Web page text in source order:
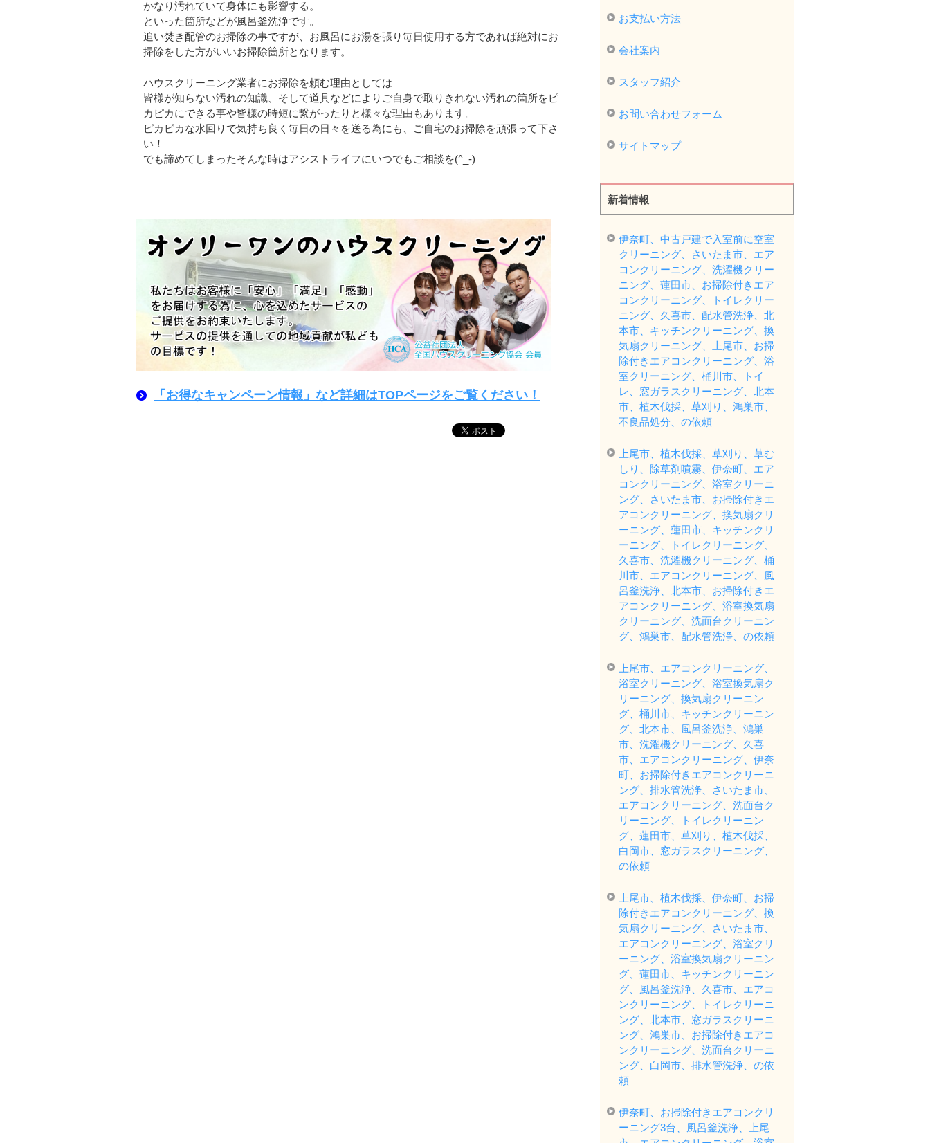
かなり汚れていて身体にも影響する。
といった箇所などが風呂釜洗浄です。
追い焚き配管のお掃除の事ですが、お風呂にお湯を張り毎日使用する方であれば絶対にお
掃除をした方がいいお掃除箇所となります。
ハウスクリーニング業者にお掃除を頼む理由としては
皆様が知らない汚れの知識、そして道具などによりご自身で取りきれない汚れの箇所をピ
カピカにできる事や皆様の時短に繋がったりと様々な理由もあります。
ピカピカな水回りで気持ち良く毎日の日々を送る為にも、ご自宅のお掃除を頑張って下さ
い！
でも諦めてしまったそんな時はアシストライフにいつでもご相談を(^_-)
「お得なキャンペーン情報」など詳細はTOPページをご覧ください！
お支払い方法
会社案内
スタッフ紹介
お問い合わせフォーム
サイトマップ
新着情報
伊奈町、中古戸建で入室前に空室
クリーニング、さいたま市、エア
コンクリーニング、洗濯機クリー
ニング、蓮田市、お掃除付きエア
コンクリーニング、トイレクリー
ニング、久喜市、配水管洗浄、北
本市、キッチンクリーニング、換
気扇クリーニング、上尾市、お掃
除付きエアコンクリーニング、浴
室クリーニング、桶川市、トイ
レ、窓ガラスクリーニング、北本
市、植木伐採、草刈り、鴻巣市、
不良品処分、の依頼
上尾市、植木伐採、草刈り、草む
しり、除草剤噴霧、伊奈町、エア
コンクリーニング、浴室クリーニ
ング、さいたま市、お掃除付きエ
アコンクリーニング、換気扇クリ
ーニング、蓮田市、キッチンクリ
ーニング、トイレクリーニング、
久喜市、洗濯機クリーニング、桶
川市、エアコンクリーニング、風
呂釜洗浄、北本市、お掃除付きエ
アコンクリーニング、浴室換気扇
クリーニング、洗面台クリーニン
グ、鴻巣市、配水管洗浄、の依頼
上尾市、エアコンクリーニング、
浴室クリーニング、浴室換気扇ク
リーニング、換気扇クリーニン
グ、桶川市、キッチンクリーニン
グ、北本市、風呂釜洗浄、鴻巣
市、洗濯機クリーニング、久喜
市、エアコンクリーニング、伊奈
町、お掃除付きエアコンクリーニ
ング、排水管洗浄、さいたま市、
エアコンクリーニング、洗面台ク
リーニング、トイレクリーニン
グ、蓮田市、草刈り、植木伐採、
白岡市、窓ガラスクリーニング、
の依頼
上尾市、植木伐採、伊奈町、お掃
除付きエアコンクリーニング、換
気扇クリーニング、さいたま市、
エアコンクリーニング、浴室クリ
ーニング、浴室換気扇クリーニン
グ、蓮田市、キッチンクリーニン
グ、風呂釜洗浄、久喜市、エアコ
ンクリーニング、トイレクリーニ
ング、北本市、窓ガラスクリーニ
ング、鴻巣市、お掃除付きエアコ
ンクリーニング、洗面台クリーニ
ング、白岡市、排水管洗浄、の依
頼
伊奈町、お掃除付きエアコンクリ
ーニング3台、風呂釜洗浄、上尾